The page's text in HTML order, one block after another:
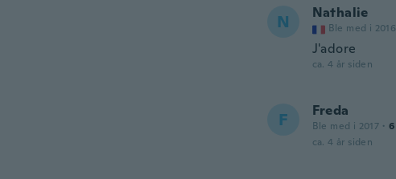
N Nathalie
Ble med i 2016
J'adore
ca. 4 år siden
F Freda
Ble med i 2017 · 6
ca. 4 år siden